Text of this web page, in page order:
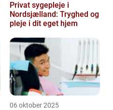
Privat sygepleje i
Nordsjælland: Tryghed og
pleje i dit eget hjem
06 oktober 2025